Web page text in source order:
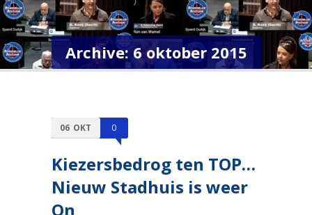
Archive: 6 oktober 2015
06 OKT 0
Kiezersbedrog ten TOP…
Nieuw Stadhuis is weer
On